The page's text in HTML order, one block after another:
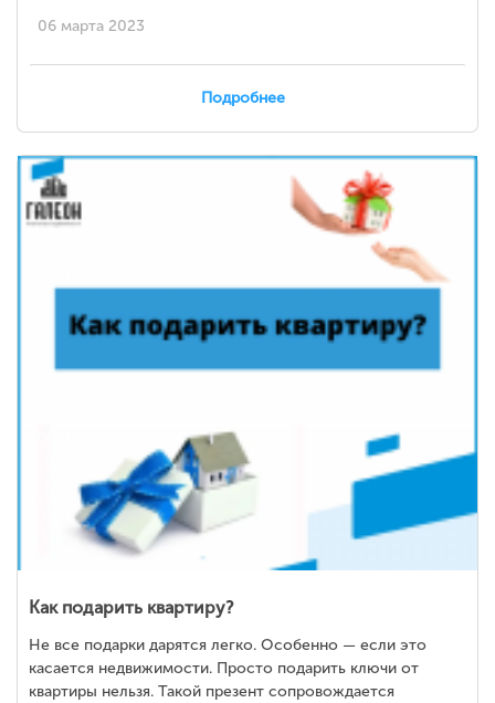
06 марта 2023
Подробнее
Как подарить квартиру?
Не все подарки дарятся легко. Особенно — если это
касается недвижимости. Просто подарить ключи от
квартиры нельзя. Такой презент сопровождается